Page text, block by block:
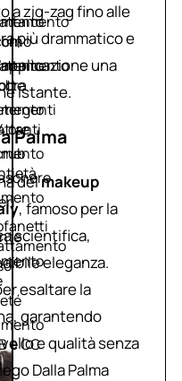
ore
e CC
a zig-zag fino alle
più drammatico e
una
istante.
Palma
delmakeup
, famoso per la
scientifica,
eleganza.
esaltare la
garantendo
e qualità senza
Dalla Palma